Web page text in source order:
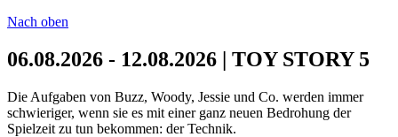
Nach oben
06.08.2026 - 12.08.2026 | TOY STORY 5
Die Aufgaben von Buzz, Woody, Jessie und Co. werden immer
schwieriger, wenn sie es mit einer ganz neuen Bedrohung der
Spielzeit zu tun bekommen: der Technik.